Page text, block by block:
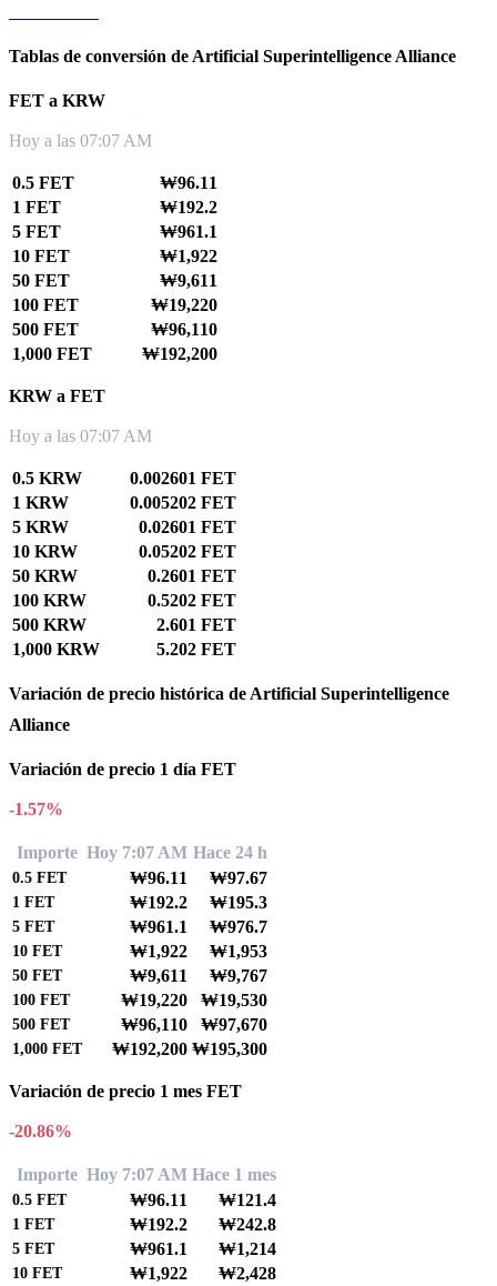
Tablas de conversión de Artificial Superintelligence Alliance
FET a KRW
Hoy a las 07:07 AM
0.5 FET
₩96.11
1 FET
₩192.2
5 FET
₩961.1
10 FET
₩1,922
50 FET
₩9,611
100 FET
₩19,220
500 FET
₩96,110
1,000 FET
₩192,200
KRW a FET
Hoy a las 07:07 AM
0.5 KRW
0.002601 FET
1 KRW
0.005202 FET
5 KRW
0.02601 FET
10 KRW
0.05202 FET
50 KRW
0.2601 FET
100 KRW
0.5202 FET
500 KRW
2.601 FET
1,000 KRW
5.202 FET
Variación de precio histórica de Artificial Superintelligence
Alliance
Variación de precio 1 día FET
-1.57%
Importe Hoy 7:07 AM Hace 24 h
0.5 FET ₩96.11 ₩97.67
1 FET ₩192.2 ₩195.3
5 FET ₩961.1 ₩976.7
10 FET ₩1,922 ₩1,953
50 FET ₩9,611 ₩9,767
100 FET ₩19,220 ₩19,530
500 FET ₩96,110 ₩97,670
1,000 FET ₩192,200 ₩195,300
Variación de precio 1 mes FET
-20.86%
Importe Hoy 7:07 AM Hace 1 mes
0.5 FET ₩96.11 ₩121.4
1 FET ₩192.2 ₩242.8
5 FET ₩961.1 ₩1,214
10 FET ₩1,922 ₩2,428